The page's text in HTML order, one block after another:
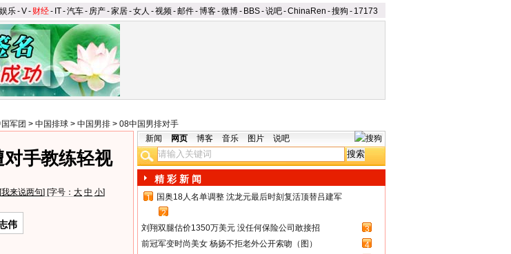
娱乐-V- 财经- IT-汽车- 房产-家居-女人 -视频-邮件-博客-微博- BBS-说吧-ChinaRen -搜狗 - 17173
军团 > 中国排球 > 中国男排 > 08中国男排对手
手教练轻视
[我来说两句] [字号： 大 中 小]
伟
新闻 网页 博客 音乐 图片 说吧
精 彩 新 闻
1
国奥18人名单调整 沈龙元最后时刻复活顶替吕建军
2
刘翔双腿估价1350万美元 没任何保险公司敢接招
3
前冠军变时尚美女 杨扬不拒老外公开索吻（图）
4